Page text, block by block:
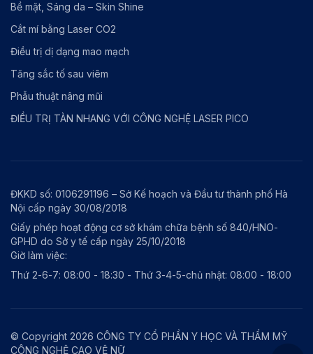
Bề mặt, Sáng da – Skin Shine
Cắt mí bằng Laser CO2
Điều trị dị dạng mao mạch
Tăng sắc tố sau viêm
Phẫu thuật nâng mũi
ĐIỀU TRỊ TÀN NHANG VỚI CÔNG NGHỆ LASER PICO
ĐKKD số: 0106291196 – Sở Kế hoạch và Đầu tư thành phố Hà
Nội cấp ngày 30/08/2018
Giấy phép hoạt động cơ sở khám chữa bệnh số 840/HNO-
GPHD do Sở y tế cấp ngày 25/10/2018
Giờ làm việc:
Thứ 2-6-7: 08:00 - 18:30 - Thứ 3-4-5-chủ nhật: 08:00 - 18:00
© Copyright 2026 CÔNG TY CỔ PHẦN Y HỌC VÀ THẨM MỸ
CÔNG NGHỆ CAO VỆ NỮ